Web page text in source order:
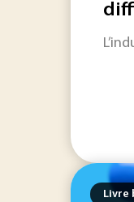
Livre